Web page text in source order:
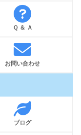
Ｑ ＆ Ａ
お問い合わせ
ブログ